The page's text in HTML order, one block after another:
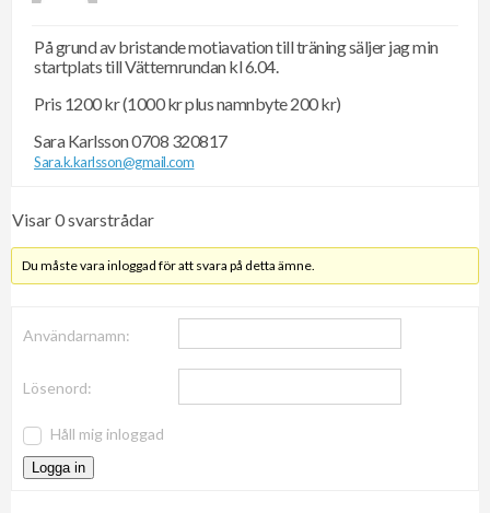
På grund av bristande motiavation till träning säljer jag min
startplats till Vätternrundan kl 6.04.
Pris 1200 kr (1000 kr plus namnbyte 200 kr)
Sara Karlsson 0708 320817
Sara.k.karlsson@gmail.com
Visar 0 svarstrådar
Du måste vara inloggad för att svara på detta ämne.
Användarnamn:
Lösenord:
Håll mig inloggad
Logga in